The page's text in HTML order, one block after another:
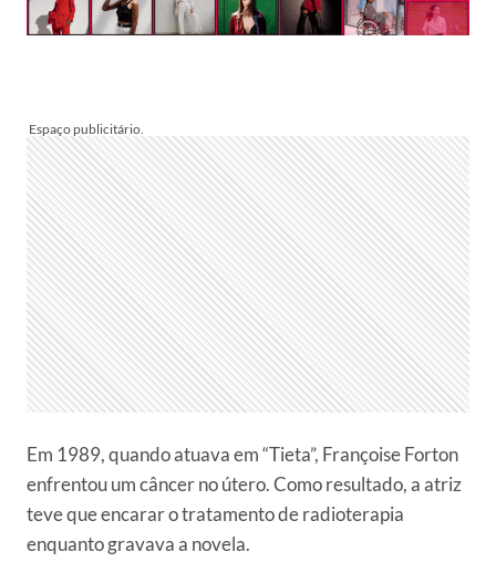
Em 1989, quando atuava em “Tieta”, Françoise Forton
enfrentou um câncer no útero. Como resultado, a atriz
teve que encarar o tratamento de radioterapia
enquanto gravava a novela.